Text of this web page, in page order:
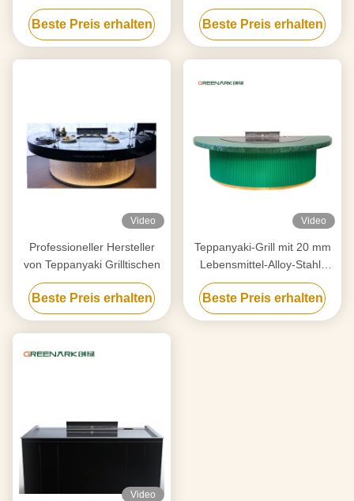
Reinigung angepasst an Ihre
Anforderungen
Beste Preis erhalten
Schalter und Smart Heating
Beste Preis erhalten
Video
Professioneller Hersteller
von Teppanyaki Grilltischen
Beste Preis erhalten
Video
Teppanyaki-Grill mit 20 mm
Lebensmittel-Alloy-Stahl-
Schalter und Smart Heating
Beste Preis erhalten
Video